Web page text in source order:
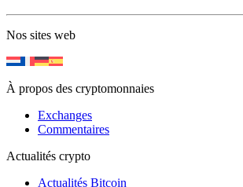
Nos sites web
À propos des cryptomonnaies
Exchanges
Commentaires
Actualités crypto
Actualités Bitcoin